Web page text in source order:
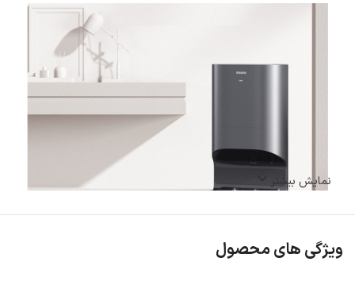
نمایش بیشتر
ویژگی های محصول